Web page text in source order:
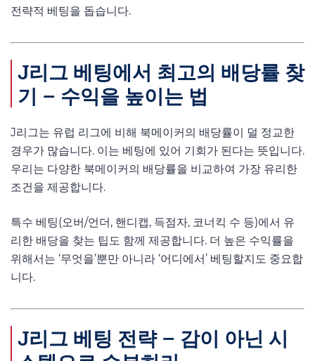
전략적 베팅을 돕습니다.
J리그 베팅에서 최고의 배당률 찾
기 – 수익을 높이는 법
J리그는 유럽 리그에 비해 북메이커의 배당률이 덜 정교한
경우가 많습니다. 이는 베팅에 있어 기회가 된다는 뜻입니다.
우리는 다양한 북메이커의 배당률을 비교하여 가장 유리한
조건을 제공합니다.
특수 베팅(오버/언더, 핸디캡, 득점자, 코너킥 수 등)에서 유
리한 배당을 찾는 팁도 함께 제공합니다. 더 높은 수익률을
위해서는 ‘무엇을’뿐만 아니라 ‘어디에서’ 베팅할지도 중요합
니다.
J리그 베팅 전략 – 감이 아닌 시